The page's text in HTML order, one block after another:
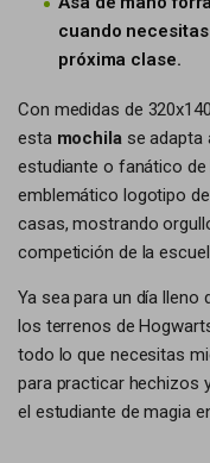
cuando
próxima clase.
Con medidas de
esta mochilase adapta
estudiante o fanático de
emblemático logotipo
casas, mostrando
competición de la
Ya sea para un día lleno
los terrenos de
todo lo que necesitas
para practicar hechizos
el estudiante de magia